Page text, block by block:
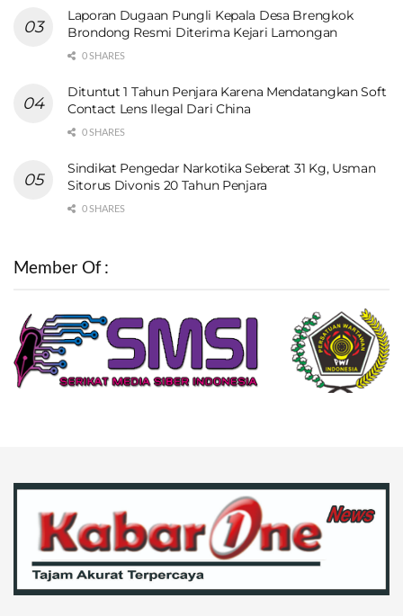
Laporan Dugaan Pungli Kepala Desa Brengkok
Brondong Resmi Diterima Kejari Lamongan
0 SHARES
Dituntut 1 Tahun Penjara Karena Mendatangkan Soft
Contact Lens Ilegal Dari China
0 SHARES
Sindikat Pengedar Narkotika Seberat 31 Kg, Usman
Sitorus Divonis 20 Tahun Penjara
0 SHARES
Member Of :